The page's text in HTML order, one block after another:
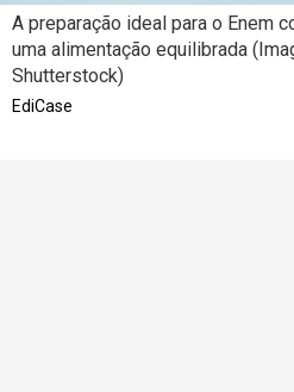
A preparação ideal para o Enem
uma alimentação equilibrada
Shutterstock)
EdiCase